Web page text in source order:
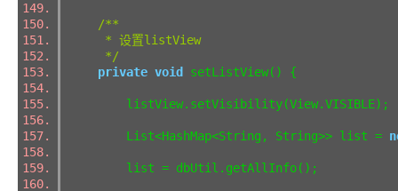
/**
* 设置listView
*/
private void setListView() {
List<HashMap<String, String>> list =
list = dbUtil.getAllInfo();